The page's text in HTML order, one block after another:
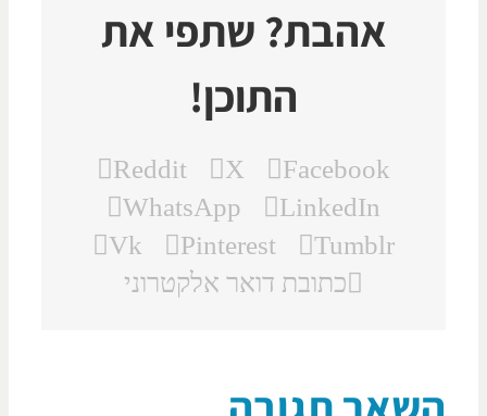
אהבת? שתפי את
התוכן!
Facebook
X
Reddit
LinkedIn
WhatsApp
Tumblr
Pinterest
Vk
כתובת דואר אלקטרוני